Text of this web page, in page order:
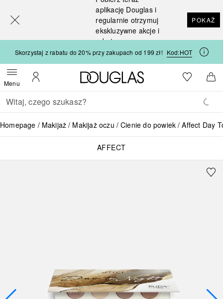
aplikację Douglas i
regularnie otrzymuj
ekskluzywne akcje i
rabaty
POKAŻ
Skorzystaj z rabatu do 20% przy zakupach od 199 zł! Kod:HOT
MenuOtwórz menuMoje konto
Strona główna Douglas
Do listyDo
Wracać
Wykonaj wyszukiwanie
Homepage Makijaż Makijaż oczu Cienie do powiek Affect Day
AFFECT
[navigation.slideout.screenreader]